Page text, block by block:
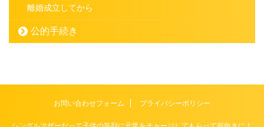
離婚成立してから
公的手続き
お問い合わせフォーム プライバシーポリシー